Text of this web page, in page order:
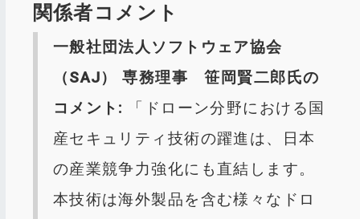
関係者コメント
一般社団法人ソフトウェア協会
（SAJ） 専務理事 笹岡賢二郎氏の
コメント: 「ドローン分野における国
産セキュリティ技術の躍進は、日本
の産業競争力強化にも直結します。
本技術は海外製品を含む様々なドロ